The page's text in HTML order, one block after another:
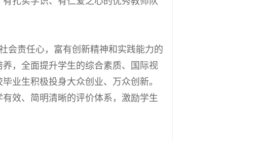
责任心，富有创新精神和实践能力的
，全面提升学生的综合素质、国际视
业生积极投身大众创业、万众创新。
效、简明清晰的评价体系，激励学生